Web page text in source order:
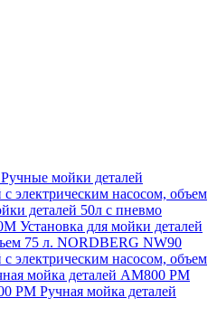
Ручные мойки деталей
электрическим насосом, объем
деталей 50л с пневмо
Установка для мойки деталей
75 л. NORDBERG NW90
электрическим насосом, объем
мойка деталей АМ800 РМ
РМ Ручная мойка деталей